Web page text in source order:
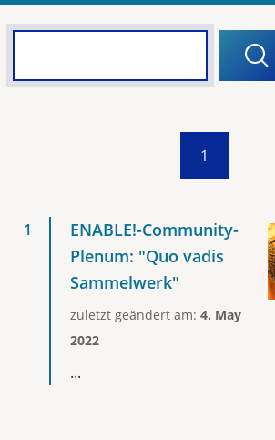
1
ENABLE!-Community-
Plenum: "Quo vadis
Sammelwerk"
zuletzt geändert am: 4. May
2022
...